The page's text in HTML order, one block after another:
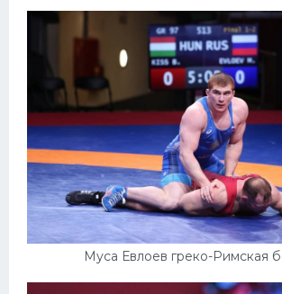
Муса Евлоев греко-Римская